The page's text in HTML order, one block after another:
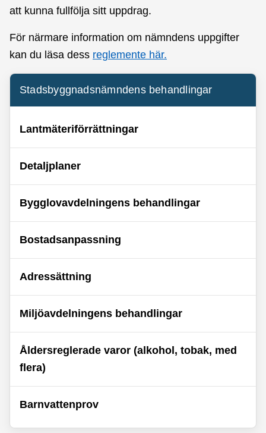
att kunna fullfölja sitt uppdrag.
För närmare information om nämndens uppgifter
kan du läsa dess reglemente här.
Stadsbyggnadsnämndens behandlingar
Lantmäteriförrättningar
Detaljplaner
Bygglovavdelningens behandlingar
Bostadsanpassning
Adressättning
Miljöavdelningens behandlingar
Åldersreglerade varor (alkohol, tobak, med
flera)
Barnvattenprov